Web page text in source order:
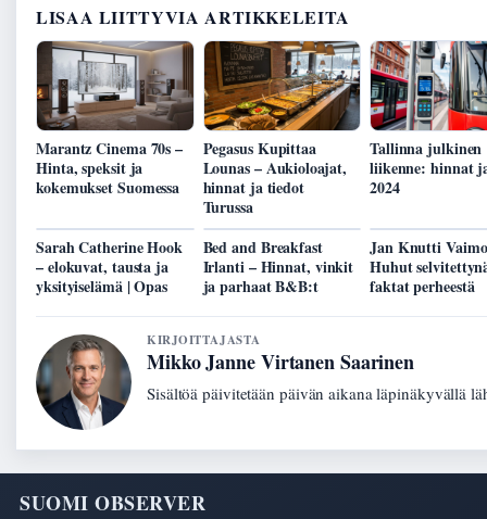
LISAA LIITTYVIA ARTIKKELEITA
Marantz Cinema 70s –
Hinta, speksit ja
kokemukset Suomessa
Pegasus Kupittaa
Lounas – Aukioloajat,
hinnat ja tiedot
Turussa
Tallinna julkinen
liikenne: hinnat
2024
Sarah Catherine Hook
– elokuvat, tausta ja
yksityiselämä | Opas
Bed and Breakfast
Irlanti – Hinnat, vinkit
ja parhaat B&B:t
Jan Knutti
Huhut
faktat perheestä
KIRJOITTAJASTA
Mikko Janne Virtanen Saarinen
Sisältöä päivitetään päivän aikana läpinäkyvällä
SUOMI OBSERVER